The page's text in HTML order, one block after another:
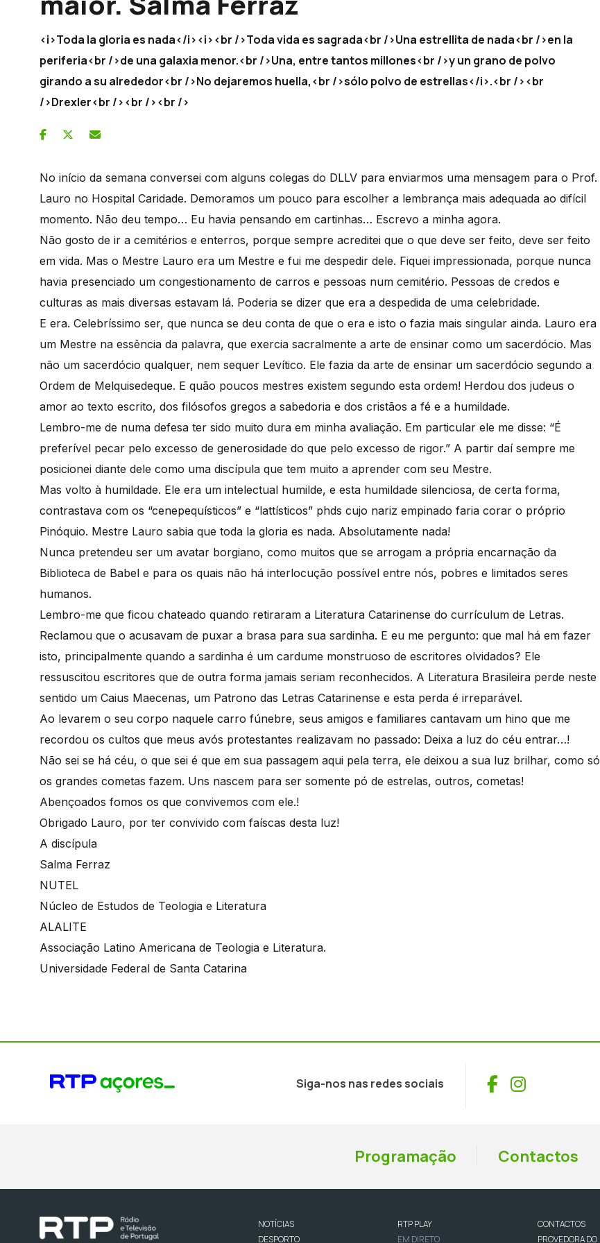
<i>Toda la gloria es nada</i><i><br />Toda vida es sagrada<br />Una estrellita de nada<br />en la
periferia<br />de una galaxia menor.<br />Una, entre tantos millones<br />y un grano de polvo
girando a su alrededor<br />No dejaremos huella,<br />sólo polvo de estrellas</i>.<br /><br
/>Drexler<br /><br /><br />
No início da semana conversei com alguns colegas do DLLV para enviarmos uma mensagem para o Prof.
Lauro no Hospital Caridade. Demoramos um pouco para escolher a lembrança mais adequada ao difícil
momento. Não deu tempo… Eu havia pensando em cartinhas… Escrevo a minha agora.
Não gosto de ir a cemitérios e enterros, porque sempre acreditei que o que deve ser feito, deve ser feito
em vida. Mas o Mestre Lauro era um Mestre e fui me despedir dele. Fiquei impressionada, porque nunca
havia presenciado um congestionamento de carros e pessoas num cemitério. Pessoas de credos e
culturas as mais diversas estavam lá. Poderia se dizer que era a despedida de uma celebridade.
E era. Celebríssimo ser, que nunca se deu conta de que o era e isto o fazia mais singular ainda. Lauro era
um Mestre na essência da palavra, que exercia sacralmente a arte de ensinar como um sacerdócio. Mas
não um sacerdócio qualquer, nem sequer Levítico. Ele fazia da arte de ensinar um sacerdócio segundo a
Ordem de Melquisedeque. E quão poucos mestres existem segundo esta ordem! Herdou dos judeus o
amor ao texto escrito, dos filósofos gregos a sabedoria e dos cristãos a fé e a humildade.
Lembro-me de numa defesa ter sido muito dura em minha avaliação. Em particular ele me disse: “É
preferível pecar pelo excesso de generosidade do que pelo excesso de rigor.” A partir daí sempre me
posicionei diante dele como uma discípula que tem muito a aprender com seu Mestre.
Mas volto à humildade. Ele era um intelectual humilde, e esta humildade silenciosa, de certa forma,
contrastava com os “cenepequísticos” e “lattísticos” phds cujo nariz empinado faria corar o próprio
Pinóquio. Mestre Lauro sabia que toda la gloria es nada. Absolutamente nada!
Nunca pretendeu ser um avatar borgiano, como muitos que se arrogam a própria encarnação da
Biblioteca de Babel e para os quais não há interlocução possível entre nós, pobres e limitados seres
humanos.
Lembro-me que ficou chateado quando retiraram a Literatura Catarinense do currículum de Letras.
Reclamou que o acusavam de puxar a brasa para sua sardinha. E eu me pergunto: que mal há em fazer
isto, principalmente quando a sardinha é um cardume monstruoso de escritores olvidados? Ele
ressuscitou escritores que de outra forma jamais seriam reconhecidos. A Literatura Brasileira perde neste
sentido um Caius Maecenas, um Patrono das Letras Catarinense e esta perda é irreparável.
Ao levarem o seu corpo naquele carro fúnebre, seus amigos e familiares cantavam um hino que me
recordou os cultos que meus avós protestantes realizavam no passado: Deixa a luz do céu entrar…!
Não sei se há céu, o que sei é que em sua passagem aqui pela terra, ele deixou a sua luz brilhar, como só
os grandes cometas fazem. Uns nascem para ser somente pó de estrelas, outros, cometas!
Abençoados fomos os que convivemos com ele.!
Obrigado Lauro, por ter convivido com faíscas desta luz!
A discípula
Salma Ferraz
NUTEL
Núcleo de Estudos de Teologia e Literatura
ALALITE
Associação Latino Americana de Teologia e Literatura.
Universidade Federal de Santa Catarina
Siga-nos nas redes sociais Facebook
Instagram
Programação Contactos
NOTÍCIAS
DESPORTO
RTP PLAY
EM DIRETO
CONTACTOS
PROVEDORA DO